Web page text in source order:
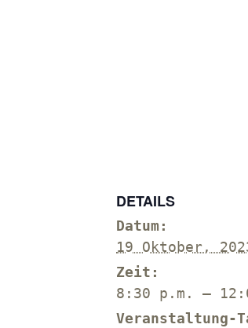
DETAILS
Datum:
19 Oktober,
Zeit:
8:30 p.m. –
Veranstaltung-